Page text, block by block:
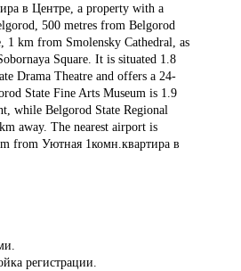
в Центре, a property with a
500 metres from Belgorod
1 km from Smolensky Cathedral, as
Square. It is situated 1.8
Drama Theatre and offers a 24-
State Fine Arts Museum is 1.9
while Belgorod State Regional
away. The nearest airport is
from Уютная 1комн.квартира в
регистрации.